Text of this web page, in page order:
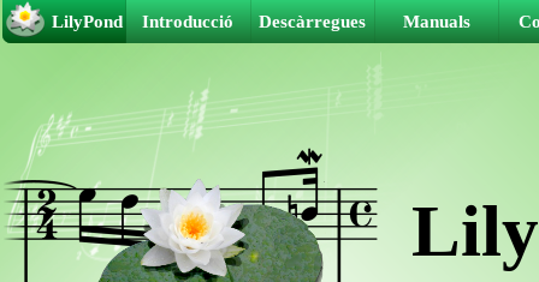
LilyPond Introducció Descàrregues Manuals